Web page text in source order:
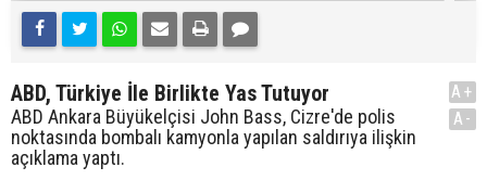
ABD, Türkiye İle Birlikte Yas Tutuyor
ABD Ankara Büyükelçisi John Bass, Cizre'de polis
noktasında bombalı kamyonla yapılan saldırıya ilişkin
açıklama yaptı.
A+
A-